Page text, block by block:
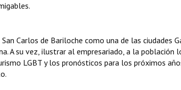
Carlos de Bariloche como una de las ciudades
A su vez, ilustrar al empresariado, a la población
LGBT y los pronósticos para los próximos